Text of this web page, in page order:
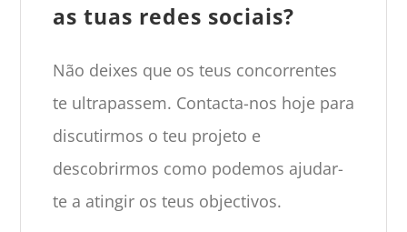
as tuas redes sociais?
Não deixes que os teus concorrentes
te ultrapassem. Contacta-nos hoje para
discutirmos o teu projeto e
descobrirmos como podemos ajudar-
te a atingir os teus objectivos.